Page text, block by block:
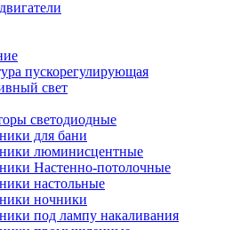
пускорегулирующая
свет
светодиодные
для бани
люминисцентные
Настенно-потолочные
настольные
ночники
под лампу накаливания